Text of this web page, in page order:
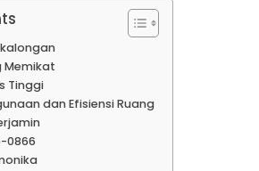
Memikat
Tinggi
dan Efisiensi Ruang
0866